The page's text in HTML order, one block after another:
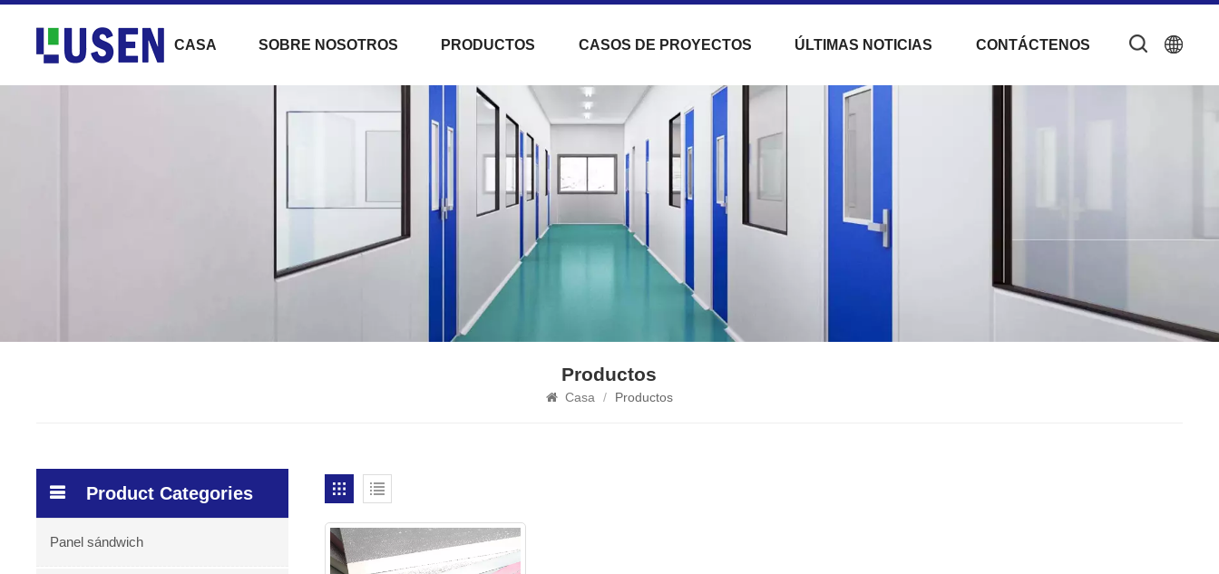
CASA SOBRE NOSOTROS PRODUCTOS CASOS DE PROYECTOS ÚLTIMAS NOTICIAS CONTÁCTENOS
Productos
Casa / Productos
Product Categories
Panel sándwich